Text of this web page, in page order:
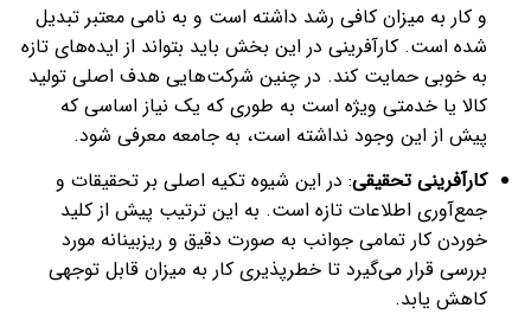
و کار به میزان کافی رشد داشته است و به نامی معتبر تبدیل
شده است. کارآفرینی در این بخش باید بتواند از ایده‌های تازه
به خوبی حمایت کند. در چنین شرکت‌هایی هدف اصلی تولید
کالا یا خدمتی ویژه است به طوری که یک نیاز اساسی که
پیش از این وجود نداشته است، به جامعه معرفی شود.
کارآفرینی تحقیقی: در این شیوه تکیه اصلی بر تحقیقات و
جمع‌آوری اطلاعات تازه است. به این ترتیب پیش از کلید
خوردن کار تمامی جوانب به صورت دقیق و ریزبینانه مورد
بررسی قرار می‌گیرد تا خطرپذیری کار به میزان قابل توجهی
کاهش یابد.